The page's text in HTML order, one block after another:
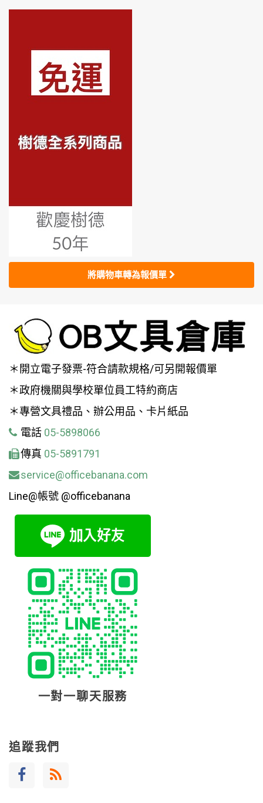
將購物車轉為報價單
＊開立電子發票-符合請款規格/可另開報價單
＊政府機關與學校單位員工特約商店
＊專營文具禮品、辦公用品、卡片紙品
電話 05-5898066
傳真 05-5891791
service@officebanana.com
Line@帳號 @officebanana
一對一聊天服務
追蹤我們